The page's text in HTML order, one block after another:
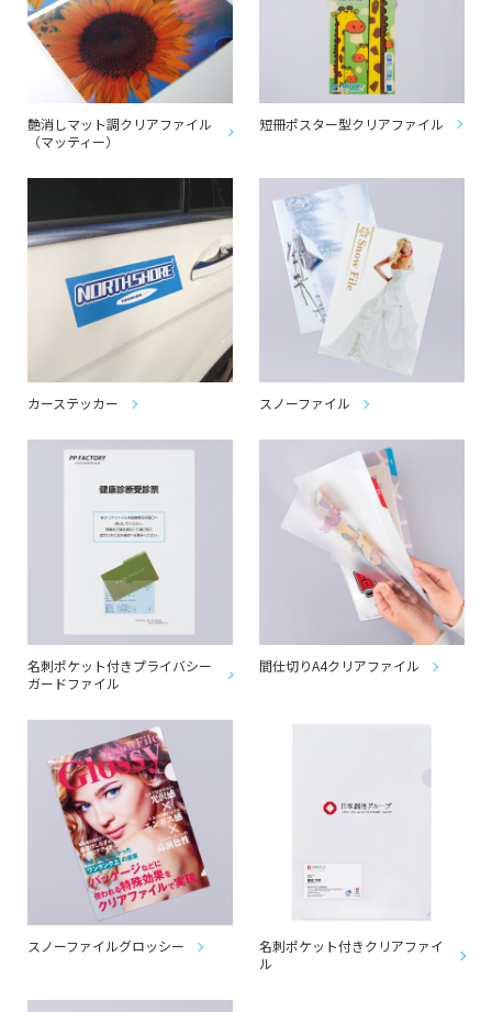
艶消しマット調クリアファイル
（マッティー）
短冊ポスター型クリアファイル
カーステッカー スノーファイル
名刺ポケット付きプライバシー
ガードファイル
間仕切りA4クリアファイル
スノーファイルグロッシー
名刺ポケット付きクリアファイ
ル